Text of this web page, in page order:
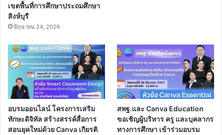
เขตพื้นที่การศึกษาประถมศึกษา
สิงห์บุรี
มิถุนายน 24, 2026
อบรมออนไลน์ โครงการเสริม
ทักษะดิจิทัล สร้างสรรค์สื่อการ
สอนยุคใหม่ด้วย Canva เกียรติ
สพฐ.และ Canva Education
ขอเชิญผู้บริหาร ครู และบุคลากร
ทางการศึกษา เข้าร่วมอบรม